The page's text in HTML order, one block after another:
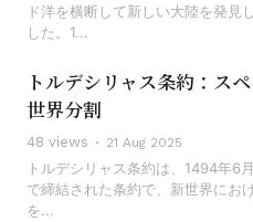
ド洋を横断して新しい大陸を発見
した。1...
トルデシリャス条約：ス
世界分割
48 views 21 Aug 2025
トルデシリャス条約は、1494年6
で締結された条約で、新世界にお
を...